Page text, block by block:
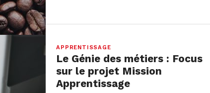
APPRENTISSAGE
Le Génie des métiers : Focus
sur le projet Mission
Apprentissage